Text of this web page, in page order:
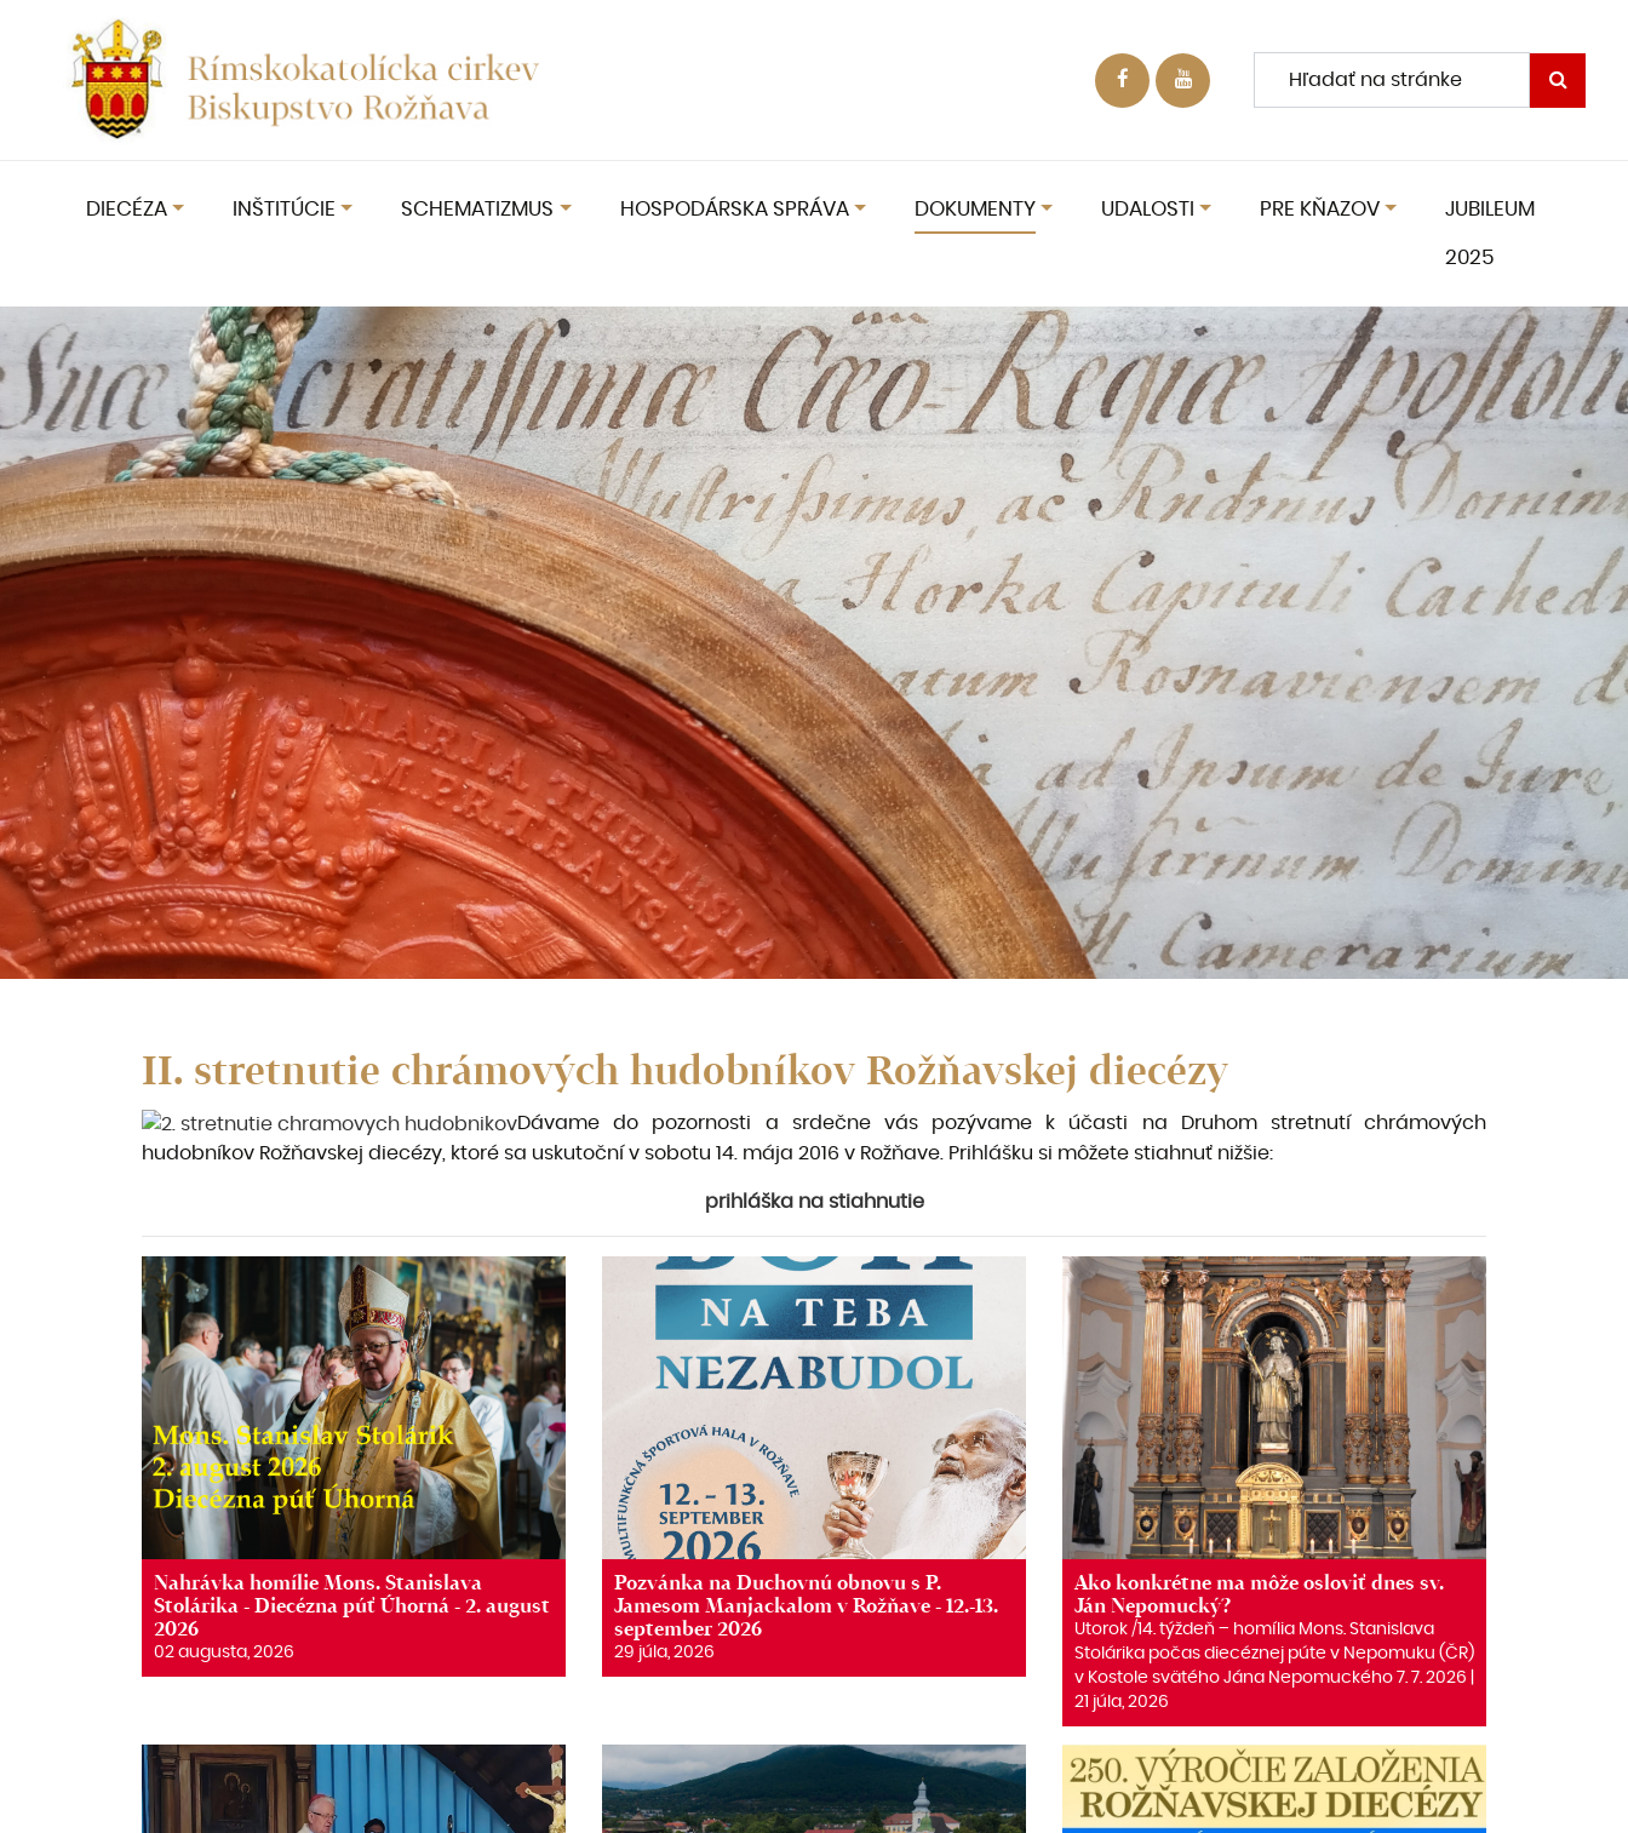
DIECÉZA INŠTITÚCIE SCHEMATIZMUS HOSPODÁRSKA SPRÁVA DOKUMENTY UDALOSTI PRE KŇAZOV JUBILEUM
2025
II. stretnutie chrámových hudobníkov Rožňavskej diecézy
Dávame do pozornosti a srdečne vás pozývame k účasti na Druhom stretnutí chrámových
hudobníkov Rožňavskej diecézy, ktoré sa uskutoční v sobotu 14. mája 2016 v Rožňave. Prihlášku si môžete stiahnuť nižšie:
prihláška na stiahnutie
Nahrávka homílie Mons. Stanislava
Stolárika - Diecézna púť Úhorná - 2. august
2026
02 augusta, 2026
Pozvánka na Duchovnú obnovu s P.
Jamesom Manjackalom v Rožňave - 12.-13.
september 2026
29 júla, 2026
Ako konkrétne ma môže osloviť dnes sv.
Ján Nepomucký?
Utorok /14. týždeň – homília Mons. Stanislava
Stolárika počas diecéznej púte v Nepomuku (ČR)
v Kostole svätého Jána Nepomuckého 7. 7. 2026 |
21 júla, 2026